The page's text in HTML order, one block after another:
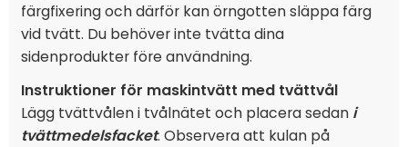
färgfixering och därför kan örngotten släppa färg
vid tvätt. Du behöver inte tvätta dina
sidenprodukter före användning.
Instruktioner för maskintvätt med tvättvål
Lägg tvättvålen i tvålnätet och placera sedan i
tvättmedelsfacket. Observera att kulan på